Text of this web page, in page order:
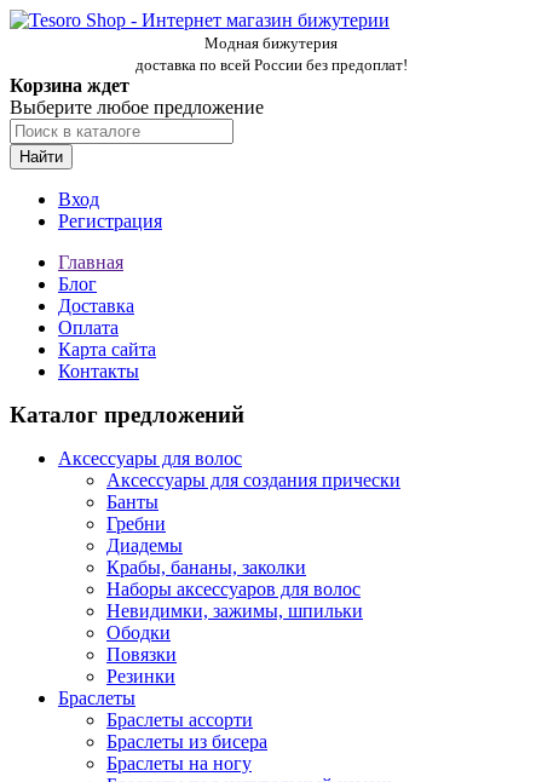
Модная бижутерия
доставка по всей России без предоплат!
Корзина ждет
Выберите любое предложение
Найти
Вход
Регистрация
Главная
Блог
Доставка
Оплата
Карта сайта
Контакты
Каталог предложений
Аксессуары для волос
Аксессуары для создания прически
Банты
Гребни
Диадемы
Крабы, бананы, заколки
Наборы аксессуаров для волос
Невидимки, зажимы, шпильки
Ободки
Повязки
Резинки
Браслеты
Браслеты ассорти
Браслеты из бисера
Браслеты на ногу